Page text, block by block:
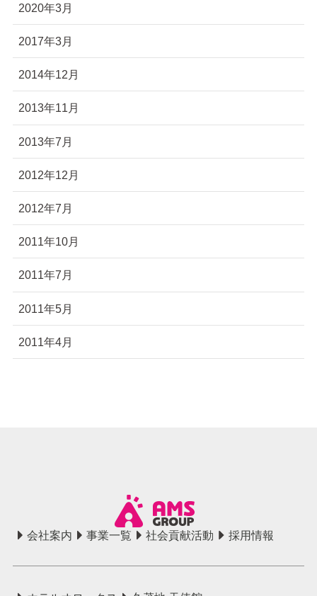
2020年3月
2017年3月
2014年12月
2013年11月
2013年7月
2012年12月
2012年7月
2011年10月
2011年7月
2011年5月
2011年4月
会社案内 事業一覧 社会貢献活動 採用情報